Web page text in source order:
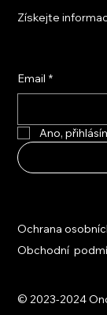
Získejte
Email *
Ano,
© 2023-2024
Ochrana
Obchodní